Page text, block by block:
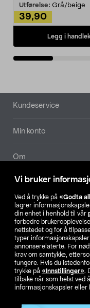
Vi bruker
Ved å trykke på «Godta
lagrer
din enhet i henhold til vår
forbedre
nettstedet og for å
typer
annonserelaterte. For
krav om samtykke,
fungere. Hvis du
trykke på «Innstillinger».
tilbake når som helst ved
informasjonskapsler eller
Utførelse: Grå/beige
39,90
Legg i
Bunntekst
Kundeservice
Min konto
Om
Aktuelt
Våre selskaper